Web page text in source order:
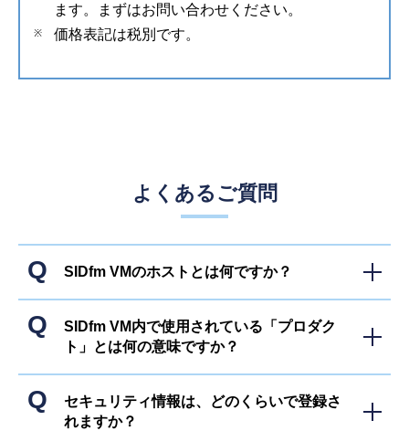
ます。まずはお問い合わせください。
価格表記は税別です。
よくあるご質問
SIDfm VMのホストとは何ですか？
SIDfm VM内で使用されている「プロダク
ト」とは何の意味ですか？
セキュリティ情報は、どのくらいで登録さ
れますか？